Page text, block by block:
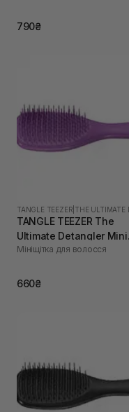
790₴
TANGLE TEEZER
TANGLE TEEZER The
Ultimate Detangler Mini
Fresh Purple
Мініщітка для волосся
660₴